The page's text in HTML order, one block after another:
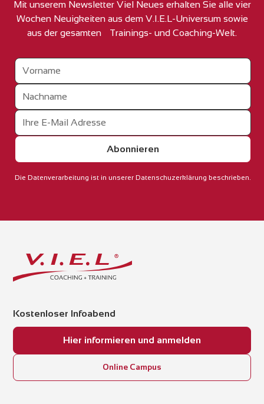
Mit unserem Newsletter Viel Neues erhalten Sie alle vier
Wochen Neuigkeiten aus dem V.I.E.L-Universum sowie
aus der gesamten Trainings- und Coaching-Welt.
Die Datenverarbeitung ist in unserer Datenschuzerklärung beschrieben.
Kostenloser Infoabend
Hier informieren und anmelden
Online Campus